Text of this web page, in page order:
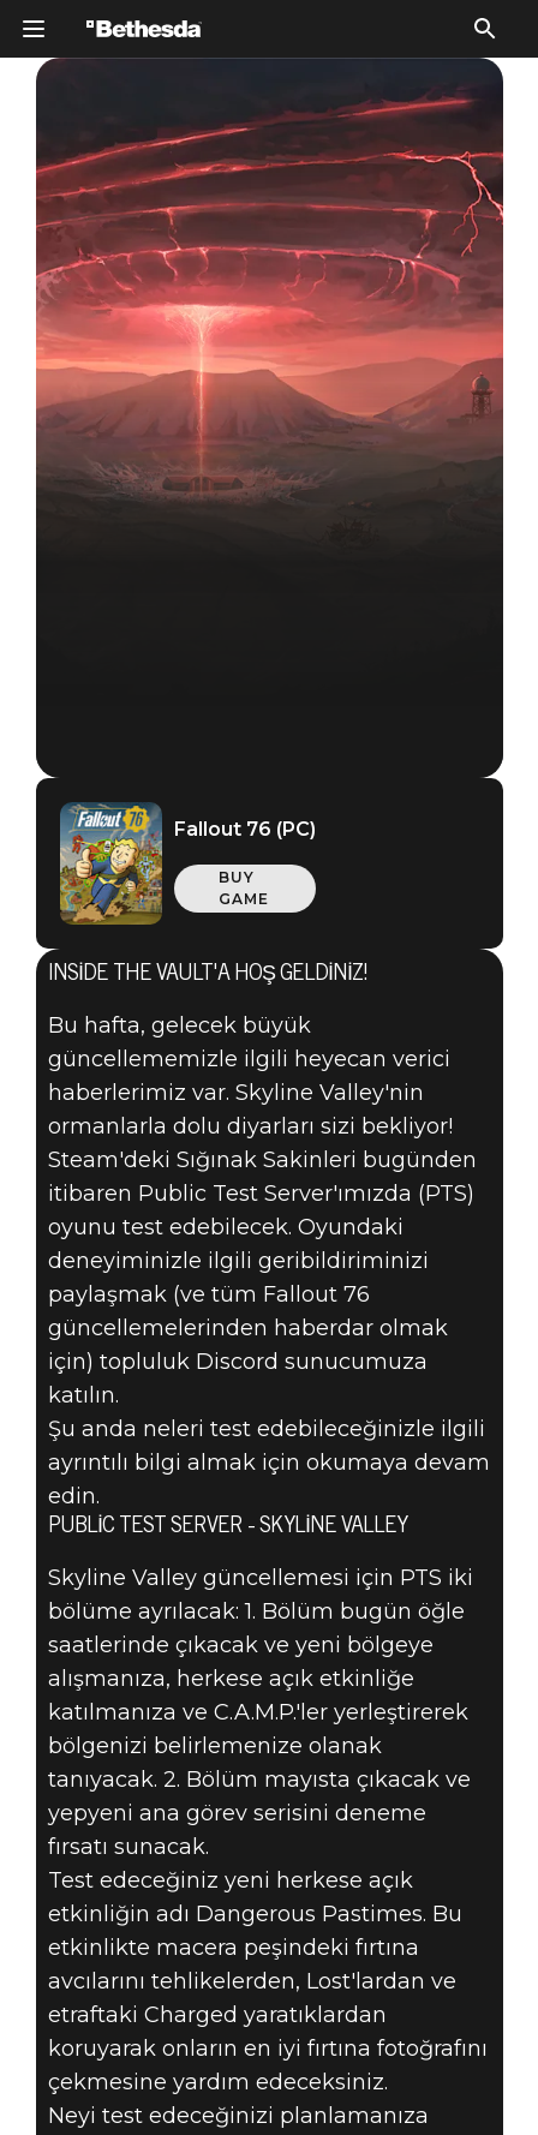
Fallout 76
02 Mayıs 2024
INSIDE THE
VAULT -
SKYLINE
VALLEY
Fallout 76 (PC)
BUY
GAME
INSIDE THE VAULT'A HOŞ GELDINIZ!
Bu hafta, gelecek büyük
güncellememizle ilgili heyecan verici
haberlerimiz var. Skyline Valley'nin
ormanlarla dolu diyarları sizi bekliyor!
Steam'deki Sığınak Sakinleri bugünden
itibaren Public Test Server'ımızda (PTS)
oyunu test edebilecek. Oyundaki
deneyiminizle ilgili geribildiriminizi
paylaşmak (ve tüm Fallout 76
güncellemelerinden haberdar olmak
için) topluluk Discord sunucumuza
katılın.
Şu anda neleri test edebileceğinizle ilgili
ayrıntılı bilgi almak için okumaya devam
edin.
PUBLIC TEST SERVER - SKYLINE VALLEY
Skyline Valley güncellemesi için PTS iki
bölüme ayrılacak: 1. Bölüm bugün öğle
saatlerinde çıkacak ve yeni bölgeye
alışmanıza, herkese açık etkinliğe
katılmanıza ve C.A.M.P.'ler yerleştirerek
bölgenizi belirlemenize olanak
tanıyacak. 2. Bölüm mayısta çıkacak ve
yepyeni ana görev serisini deneme
fırsatı sunacak.
Test edeceğiniz yeni herkese açık
etkinliğin adı Dangerous Pastimes. Bu
etkinlikte macera peşindeki fırtına
avcılarını tehlikelerden, Lost'lardan ve
etraftaki Charged yaratıklardan
koruyarak onların en iyi fırtına fotoğrafını
çekmesine yardım edeceksiniz.
Neyi test edeceğinizi planlamanıza